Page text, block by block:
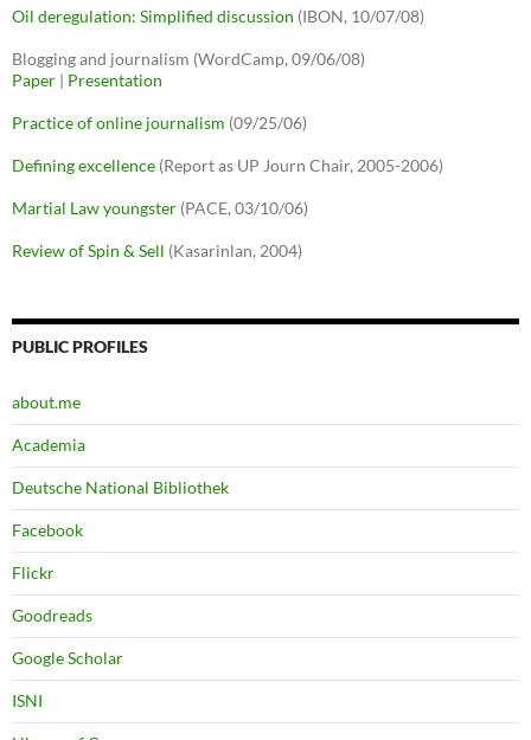
Oil deregulation: Simplified discussion (IBON, 10/07/08)
Blogging and journalism (WordCamp, 09/06/08)
Paper | Presentation
Practice of online journalism (09/25/06)
Defining excellence (Report as UP Journ Chair, 2005-2006)
Martial Law youngster (PACE, 03/10/06)
Review of Spin & Sell (Kasarinlan, 2004)
PUBLIC PROFILES
about.me
Academia
Deutsche National Bibliothek
Facebook
Flickr
Goodreads
Google Scholar
ISNI